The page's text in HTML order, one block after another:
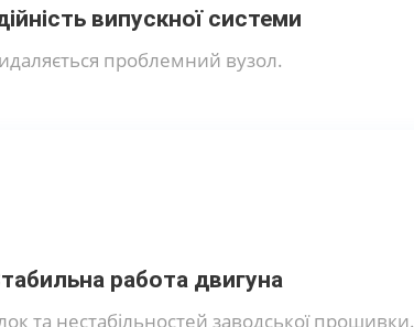
випускної системи
проблемний вузол.
работа двигуна
та нестабільностей заводської прошивки.